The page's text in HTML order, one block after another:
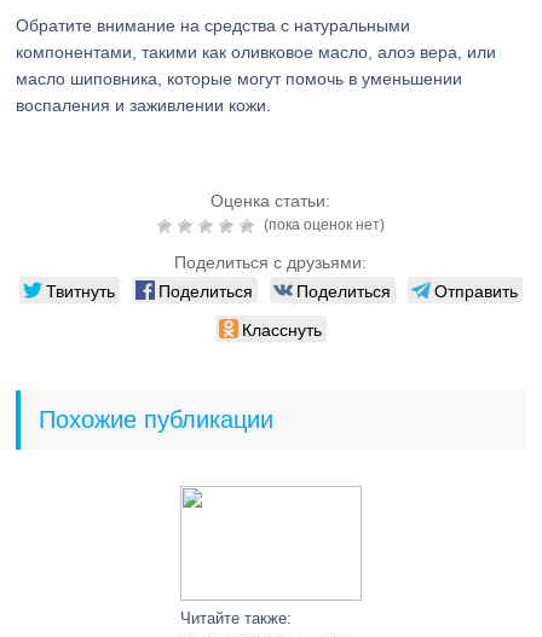
Обратите внимание на средства с натуральными
компонентами, такими как оливковое масло, алоэ вера, или
масло шиповника, которые могут помочь в уменьшении
воспаления и заживлении кожи.
Оценка статьи:
(пока оценок нет)
Поделиться с друзьями:
Твитнуть Поделиться Поделиться
Отправить
Класснуть
Похожие публикации
Читайте также: